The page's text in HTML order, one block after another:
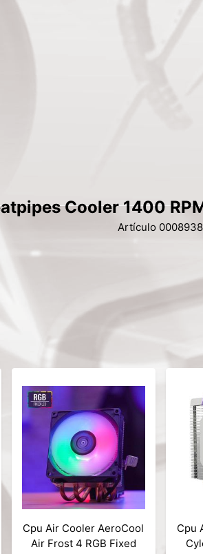
Cooler 1400
Artículo 0008938
Cpu Air Cooler AeroCool
Air Frost 4 RGB Fixed
Cpu